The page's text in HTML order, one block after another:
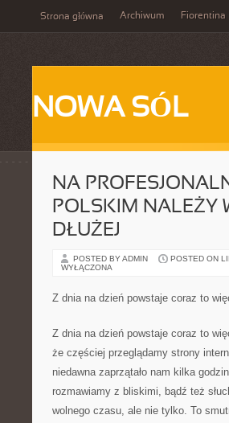
Strona główna Archiwum Fiorentina
NOWA SÓL
NA
POLSKIM NALEŻY
DŁUŻEJ
POSTED BY ADMIN POSTED ON
WYŁĄCZONA
Z dnia na dzień powstaje coraz to
Z dnia na dzień powstaje coraz to
że częściej przeglądamy strony
niedawna zaprzątało nam kilka
rozmawiamy z bliskimi, bądź też
wolnego czasu, ale nie tylko. To